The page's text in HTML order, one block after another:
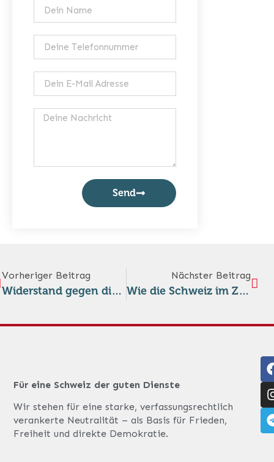
Send
Vorheriger Beitrag
Widerstand gegen die Flexibilisierung der Neutralität
Nächster Beitrag
Wie die Schweiz im Zweiten Weltkrieg ihre Neutralität aufrecht hielt
Für eine Schweiz der guten Dienste
Wir stehen für eine starke, verfassungsrechtlich
verankerte Neutralität – als Basis für Frieden,
Freiheit und direkte Demokratie.